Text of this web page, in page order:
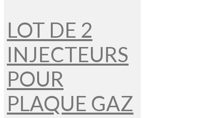
LOT DE 2
INJECTEURS
POUR
PLAQUE GAZ